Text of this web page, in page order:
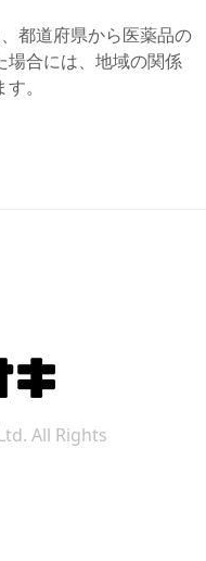
都道府県から医薬品の
場合には、地域の関係
。
All Rights